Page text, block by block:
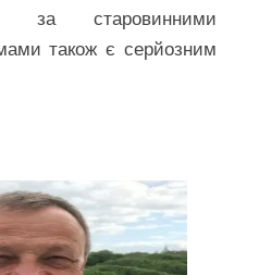
за старовинними
також є серйозним